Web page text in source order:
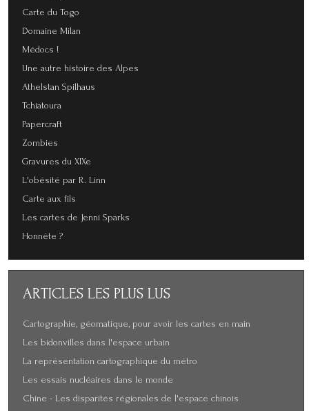
Carte du Togo
Domaine Milan
Médocs !
Une autre histoire des Alpes
Athelstan Spilhaus
Tchiatoura
Papercraft
Zombies
Gravures du XIXe
L'obésité par R. Linn
Carte aux fils
Les cartes de Jenni Sparks
Honnête ?
ARTICLES LES PLUS LUS
Cartographie, géomatique, pour avoir les cartes en main
Les bidonvilles dans l'espace urbain
La représentation cartographique du métro
Les essais nucléaires dans le monde
Chine - Les disparités régionales de l'espace chinois